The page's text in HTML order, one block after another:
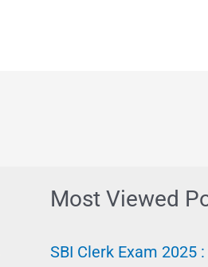
Most Viewed
SBI Clerk Exam 2025 :